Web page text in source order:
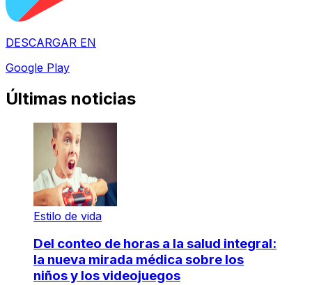
DESCARGAR EN
Google Play
Últimas noticias
Estilo de vida
Del conteo de horas a la salud integral:
la nueva mirada médica sobre los
niños y los videojuegos